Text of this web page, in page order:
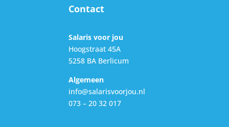
Contact
Salaris voor jou
Hoogstraat 45A
5258 BA Berlicum
Algemeen
info@salarisvoorjou.nl
073 – 20 32 017